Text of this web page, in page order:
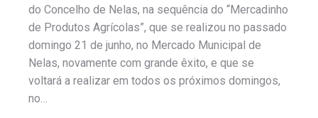
do Concelho de Nelas, na sequência do “Mercadinho
de Produtos Agrícolas”, que se realizou no passado
domingo 21 de junho, no Mercado Municipal de
Nelas, novamente com grande êxito, e que se
voltará a realizar em todos os próximos domingos,
no…